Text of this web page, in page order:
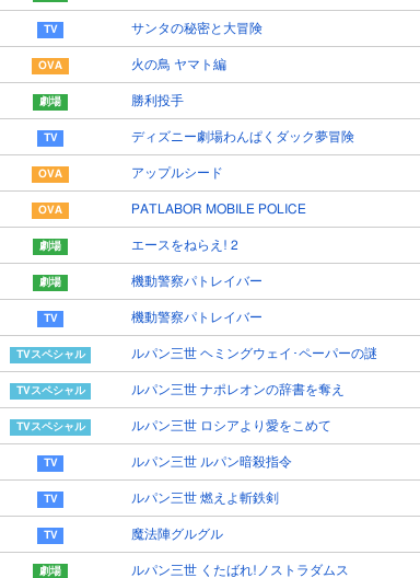
サンタの秘密と大冒険
火の鳥 ヤマト編
勝利投手
ディズニー劇場わんぱくダック夢冒険
アップルシード
PATLABOR MOBILE POLICE
エースをねらえ! 2
機動警察パトレイバー
機動警察パトレイバー
ルパン三世 ヘミングウェイ･ペーパーの謎
ルパン三世 ナポレオンの辞書を奪え
ルパン三世 ロシアより愛をこめて
ルパン三世 ルパン暗殺指令
ルパン三世 燃えよ斬鉄剣
魔法陣グルグル
ルパン三世 くたばれ!ノストラダムス